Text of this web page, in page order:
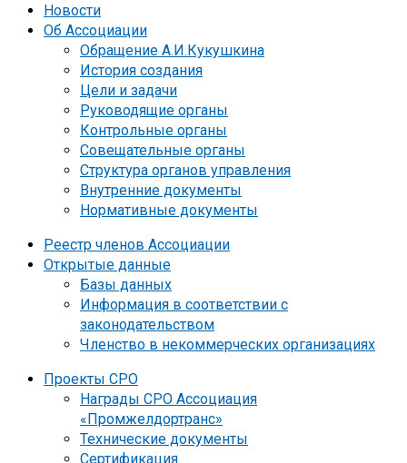
Новости
Об Ассоциации
Обращение А.И.Кукушкина
История создания
Цели и задачи
Руководящие органы
Контрольные органы
Совещательные органы
Структура органов управления
Внутренние документы
Нормативные документы
Реестр членов Ассоциации
Открытые данные
Базы данных
Информация в соответствии с
законодательством
Членство в некоммерческих организациях
Проекты СРО
Награды СРО Ассоциация
«Промжелдортранс»
Технические документы
Сертификация